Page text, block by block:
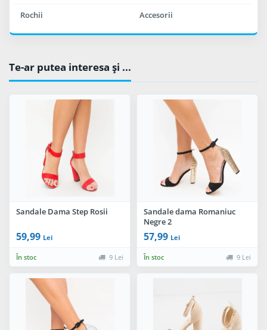
Rochii Accesorii
Te-ar putea interesa şi ...
Sandale Dama Step Rosii
59,99 Lei
În stoc 9 Lei
Sandale dama Romaniuc
Negre 2
57,99 Lei
În stoc 9 Lei